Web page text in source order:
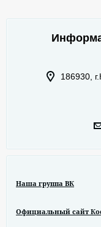
186930,
Наша группа ВК
Официальный сайт